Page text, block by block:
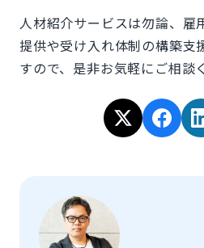
人材紹介サービスは勿論、雇
提供や受け入れ体制の構築支
すので、是非お気軽にご相談
Xでシェア